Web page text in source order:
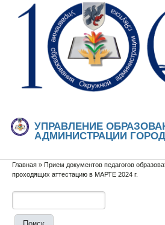
Перейти к основному содержанию
Skip to search
УПРАВЛЕНИЕ
АДМИНИСТРАЦИИ
Вы здесь
Главная » Прием документов педагогов
проходящих аттестацию в МАРТЕ 2024 г.